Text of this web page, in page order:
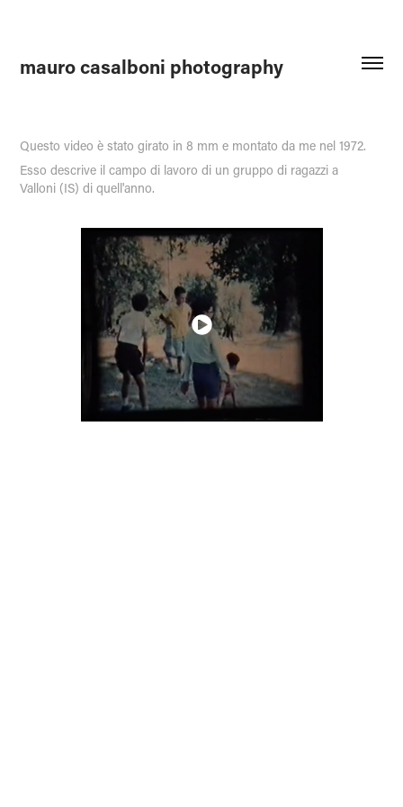
mauro casalboni photography
Questo video è stato girato in 8 mm e montato da me nel 1972.
Esso descrive il campo di lavoro di un gruppo di ragazzi a
Valloni (IS) di quell'anno.